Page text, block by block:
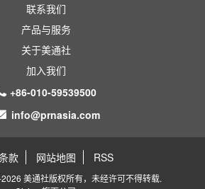
上半年，平安产险累计开发1,741
微企业提供了189万亿元风险保
智能化能力，截至2025年6月
用户数近2.51亿，上半年月活跃
万。风险减量提升服务质效，持
42.6亿次，覆盖6,402万企业和
鹰眼海外版(EagleX)，是国内首
联系我们
产品与服务
关于美通社
加入我们
+86-010-59539500
info@prnasia.com
款 网站地图 RSS
美通社版权所有，未经许可不得转载.